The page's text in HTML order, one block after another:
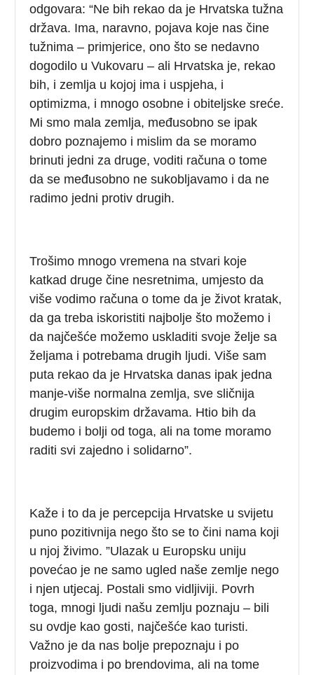
odgovara: “Ne bih rekao da je Hrvatska tužna
država. Ima, naravno, pojava koje nas čine
tužnima – primjerice, ono što se nedavno
dogodilo u Vukovaru – ali Hrvatska je, rekao
bih, i zemlja u kojoj ima i uspjeha, i
optimizma, i mnogo osobne i obiteljske sreće.
Mi smo mala zemlja, međusobno se ipak
dobro poznajemo i mislim da se moramo
brinuti jedni za druge, voditi računa o tome
da se međusobno ne sukobljavamo i da ne
radimo jedni protiv drugih.
Trošimo mnogo vremena na stvari koje
katkad druge čine nesretnima, umjesto da
više vodimo računa o tome da je život kratak,
da ga treba iskoristiti najbolje što možemo i
da najčešće možemo uskladiti svoje želje sa
željama i potrebama drugih ljudi. Više sam
puta rekao da je Hrvatska danas ipak jedna
manje-više normalna zemlja, sve sličnija
drugim europskim državama. Htio bih da
budemo i bolji od toga, ali na tome moramo
raditi svi zajedno i solidarno”.
Kaže i to da je percepcija Hrvatske u svijetu
puno pozitivnija nego što se to čini nama koji
u njoj živimo. ”Ulazak u Europsku uniju
povećao je ne samo ugled naše zemlje nego
i njen utjecaj. Postali smo vidljiviji. Povrh
toga, mnogi ljudi našu zemlju poznaju – bili
su ovdje kao gosti, najčešće kao turisti.
Važno je da nas bolje prepoznaju i po
proizvodima i po brendovima, ali na tome